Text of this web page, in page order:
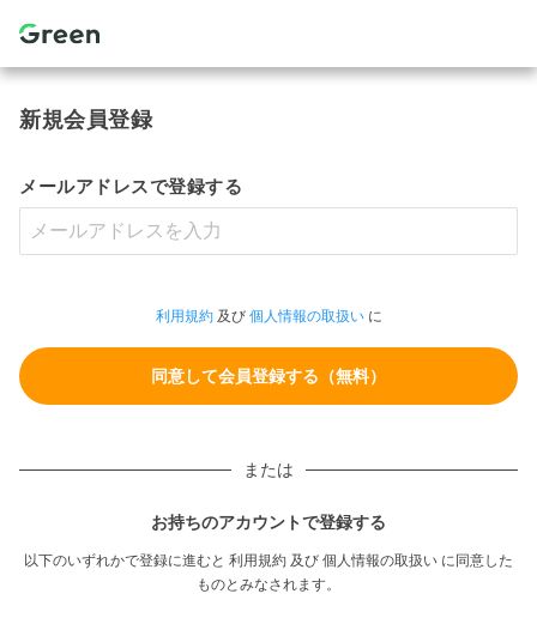
新規会員登録
メールアドレスで登録する
利用規約及び 個人情報の取扱いに
または
お持ちのアカウントで登録する
以下のいずれかで登録に進むと 利用規約 及び 個人情報の取扱い に同意した
ものとみなされます。